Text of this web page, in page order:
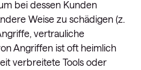
bei dessen Kunden
Weise zu schädigen (z.
vertrauliche
Angriffen ist oft heimlich
verbreitete Tools oder